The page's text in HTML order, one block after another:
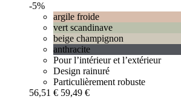
-5%
argile froide
vert scandinave
beige champignon
anthracite
Pour l’intérieur et l’extérieur
Design rainuré
Particulièrement robuste
56,51 € 59,49 €